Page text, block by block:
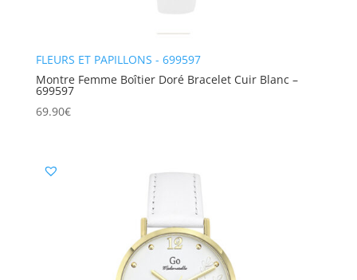
FLEURS ET PAPILLONS - 699597
Montre Femme Boîtier Doré Bracelet Cuir Blanc –
699597
69.90€